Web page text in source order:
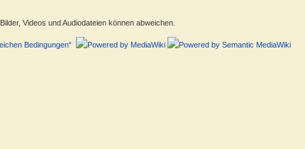
Videos und Audiodateien können abweichen.